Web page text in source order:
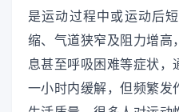
是运动过程中或运动后
缩、气道狭窄及阻力增高
息甚至呼吸困难等症状，
一小时内缓解，但频繁发